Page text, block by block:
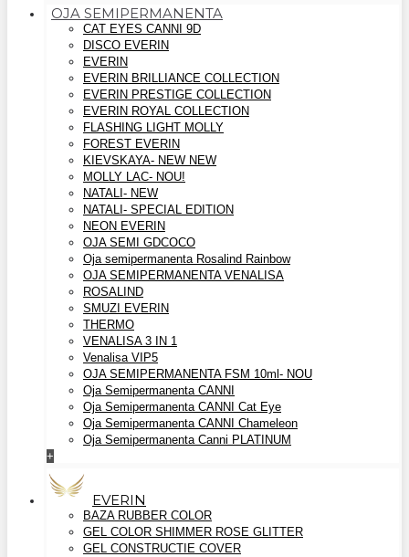
OJA SEMIPERMANENTA
CAT EYES CANNI 9D
DISCO EVERIN
EVERIN
EVERIN BRILLIANCE COLLECTION
EVERIN PRESTIGE COLLECTION
EVERIN ROYAL COLLECTION
FLASHING LIGHT MOLLY
FOREST EVERIN
KIEVSKAYA- NEW NEW
MOLLY LAC- NOU!
NATALI- NEW
NATALI- SPECIAL EDITION
NEON EVERIN
OJA SEMI GDCOCO
Oja semipermanenta Rosalind Rainbow
OJA SEMIPERMANENTA VENALISA
ROSALIND
SMUZI EVERIN
THERMO
VENALISA 3 IN 1
Venalisa VIP5
OJA SEMIPERMANENTA FSM 10ml- NOU
Oja Semipermanenta CANNI
Oja Semipermanenta CANNI Cat Eye
Oja Semipermanenta CANNI Chameleon
Oja Semipermanenta Canni PLATINUM
+
EVERIN
BAZA RUBBER COLOR
GEL COLOR SHIMMER ROSE GLITTER
GEL CONSTRUCTIE COVER